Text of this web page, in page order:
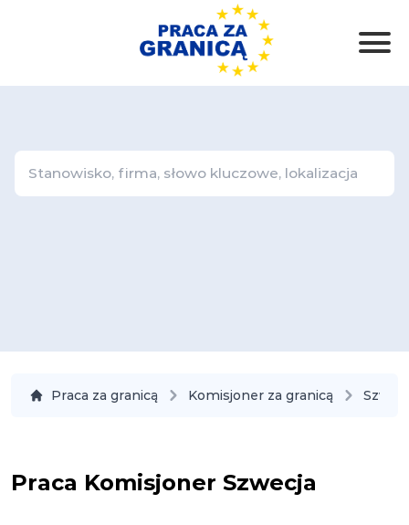
Praca za granicą Komisjoner za granicą
Praca Komisjoner Szwecja